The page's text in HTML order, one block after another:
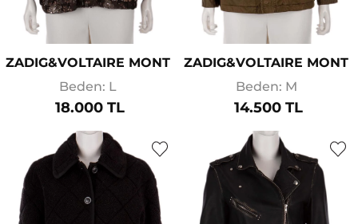
ZADIG&VOLTAIRE MONT
Beden: L
18.000 TL
ZADIG&VOLTAIRE MONT
Beden: M
14.500 TL